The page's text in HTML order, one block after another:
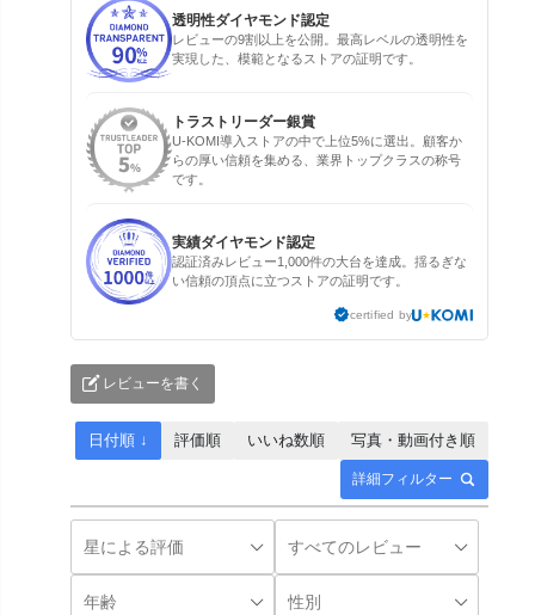
透明性ダイヤモンド認定
レビューの9割以上を公開。最高レベルの透明性を
実現した、模範となるストアの証明です。
トラストリーダー銀賞
U-KOMI導入ストアの中で上位5%に選出。顧客か
らの厚い信頼を集める、業界トップクラスの称号
です。
実績ダイヤモンド認定
認証済みレビュー1,000件の大台を達成。揺るぎな
い信頼の頂点に立つストアの証明です。
certified by
レビューを書く
詳細フィルター
日付順 ↓ 評価順 いいね数順 写真・動画付き順